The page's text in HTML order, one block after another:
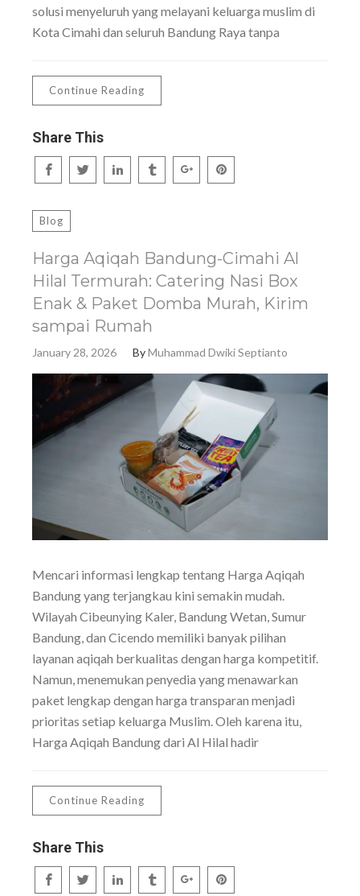
solusi menyeluruh yang melayani keluarga muslim di
Kota Cimahi dan seluruh Bandung Raya tanpa
Continue Reading
Share This
Blog
Harga Aqiqah Bandung-Cimahi Al
Hilal Termurah: Catering Nasi Box
Enak & Paket Domba Murah, Kirim
sampai Rumah
January 28, 2026 ByMuhammad Dwiki Septianto
Mencari informasi lengkap tentang Harga Aqiqah
Bandung yang terjangkau kini semakin mudah.
Wilayah Cibeunying Kaler, Bandung Wetan, Sumur
Bandung, dan Cicendo memiliki banyak pilihan
layanan aqiqah berkualitas dengan harga kompetitif.
Namun, menemukan penyedia yang menawarkan
paket lengkap dengan harga transparan menjadi
prioritas setiap keluarga Muslim. Oleh karena itu,
Harga Aqiqah Bandung dari Al Hilal hadir
Continue Reading
Share This